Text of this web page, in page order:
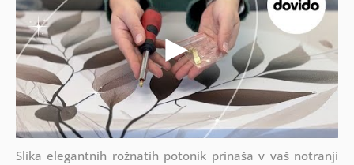
Slika elegantnih rožnatih potonik prinaša v vaš notranji